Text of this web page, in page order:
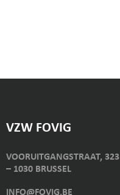
VZW FOVIG
VOORUITGANGSTRAAT, 323
– 1030 BRUSSEL
INFO@FOVIG.BE